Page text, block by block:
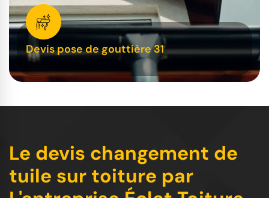
Devis pose de gouttière 31
Le devis changement de
tuile sur toiture par